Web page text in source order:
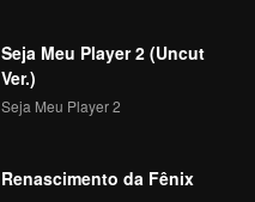
Seja Meu Player 2 (Uncut
Ver.)
Seja Meu Player 2
Renascimento da Fênix